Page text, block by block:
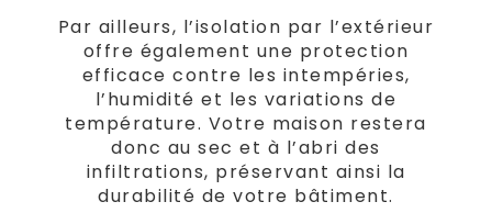
Par ailleurs, l’isolation par l’extérieur
offre également une protection
efficace contre les intempéries,
l’humidité et les variations de
température. Votre maison restera
donc au sec et à l’abri des
infiltrations, préservant ainsi la
durabilité de votre bâtiment.